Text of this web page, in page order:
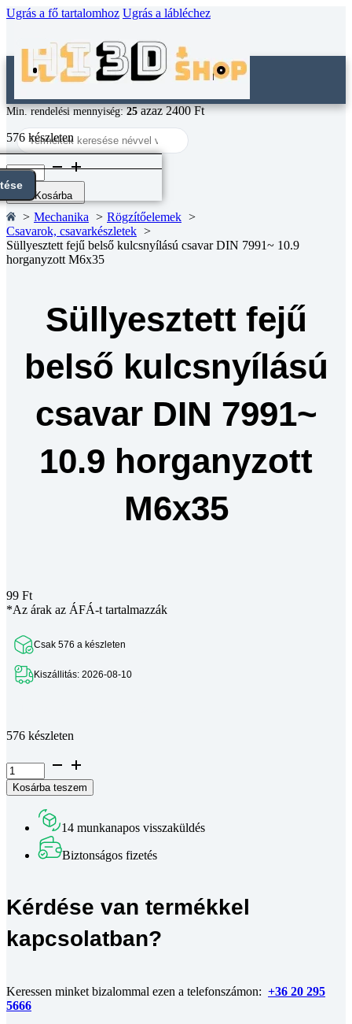
Ugrás a fő tartalomhoz Ugrás a lábléchez
Search
...
Min. rendelési mennyiség:25azaz 2400 Ft
576 készleten
Süllyesztett
fejű
belső
kulcsnyílású
csavar
DIN
7991~
10.9
mennyiség
Kosárba
Mechanika
Rögzítőelemek
Csavarok, csavarkészletek
Süllyesztett fejű belső kulcsnyílású csavar DIN 7991~ 10.9
horganyzott M6x35
Süllyesztett fejű
belső kulcsnyílású
csavar DIN 7991~
10.9 horganyzott
M6x35
99 Ft
*Az árak az ÁFÁ-t tartalmazzák
Csak 576 a készleten
Kiszállitás: 2026-08-10
576 készleten
Süllyesztett
fejű
belső
DIN
10.9
mennyiség
Kosárba teszem
14 munkanapos visszaküldés
Biztonságos fizetés
Kérdése van termékkel
kapcsolatban?
Keressen minket bizalommal ezen a telefonszámon: +36 20 295
5666